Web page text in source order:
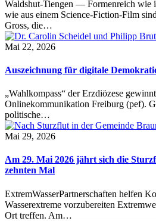
Waldshut-Tiengen — Formenreich wie
wie aus einem Science-Fiction-Film
Gross, die…
Mai 22, 2026
Auszeichnung für digitale
„Wahlkompass“ der Erzdiözese
Onlinekommunikation Freiburg (pef).
politische…
Mai 29, 2026
Am 29. Mai 2026 jährt sich die
zehnten Mal
ExtremWasserPartnerschaften helfen
Wasserextreme vorzubereiten
Ort treffen. Am…